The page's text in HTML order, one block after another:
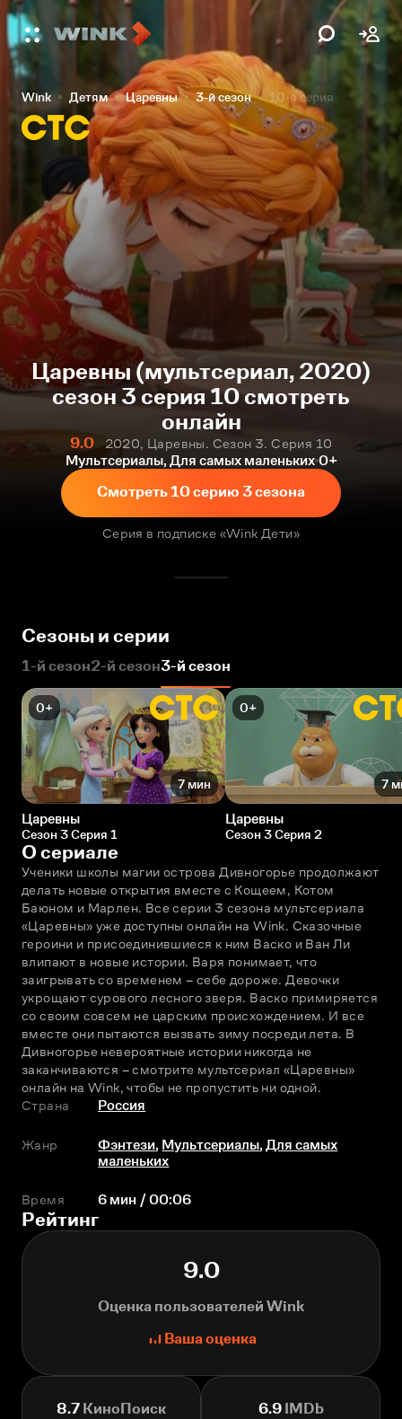
Wink Детям Царевны 3-й сезон 10-я серия
Царевны (мультсериал, 2020)
сезон 3 серия 10 смотреть
онлайн
9.0
2020, Царевны. Сезон 3. Серия 10
Мультсериалы, Для самых маленьких 0+
Смотреть 10 серию 3 сезона
Серия в подписке «Wink Дети»
Сезоны и серии
1-й сезон2-й сезон3-й сезон
0+
7 мин
Царевны
Сезон 3 Серия 1
0+
7
Царевны
Сезон 3 Серия 2
О сериале
Ученики школы магии острова Дивногорье продолжают
делать новые открытия вместе с Кощеем, Котом
Баюном и Марлен. Все серии 3 сезона мультсериала
«Царевны» уже доступны онлайн на Wink. Сказочные
героини и присоединившиеся к ним Васко и Ван Ли
влипают в новые истории. Варя понимает, что
заигрывать со временем – себе дороже. Девочки
укрощают сурового лесного зверя. Васко примиряется
со своим совсем не царским происхождением. И все
вместе они пытаются вызвать зиму посреди лета. В
Дивногорье невероятные истории никогда не
заканчиваются – смотрите мультсериал «Царевны»
онлайн на Wink, чтобы не пропустить ни одной.
Страна
Россия
Жанр Фэнтези, Мультсериалы,Для самых
маленьких
Время 6 мин / 00:06
Рейтинг
9.0
Оценка пользователей Wink
Ваша оценка
8.7 КиноПоиск 6.9IMDb